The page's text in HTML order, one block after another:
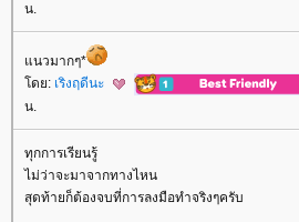
น.
นวมากๆ*
ดย: เริงฤดีนะ
น.
ทุกการเรียนรู้
ไม่ว่าจะมาจากทางไหน
สุดท้ายก็ต้องจบที่การลงมือทำจริงๆครับ